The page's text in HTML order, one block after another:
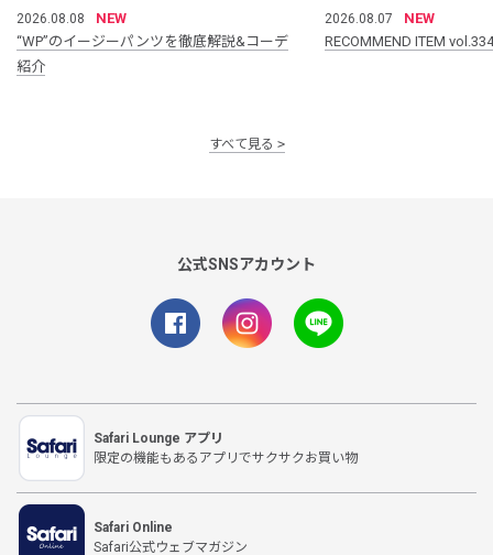
2026.08.08
NEW
“WP”のイージーパンツを徹底解説&コーデ
紹介
2026.08.07
NEW
RECOMMEND ITEM vol.334
すべて見る
公式SNSアカウント
Safari Lounge アプリ
限定の機能もあるアプリでサクサクお買い物
Safari Online
Safari公式ウェブマガジン